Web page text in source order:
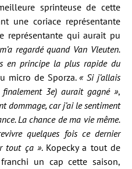
sprinteuse de cette
une coriace représentante
représentante qui aurait pu
regardé quand Van Vleuten.
en principe la plus rapide du
micro de Sporza.« Si j’allais
3e) aurait gagné »,
dommage, car j’ai le sentiment
La chance de ma vie même.
quelques fois ce dernier
tout ça ». Kopecky a tout de
un cap cette saison,